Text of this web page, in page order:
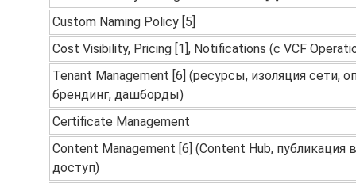
Custom Naming Policy [5]
Cost Visibility, Pricing [1], Notifications (с VCF
Tenant Management [6] (ресурсы, изоляция сети,
брендинг, дашборды)
Certificate Management
Content Management [6] (Content Hub, публикация
доступ)